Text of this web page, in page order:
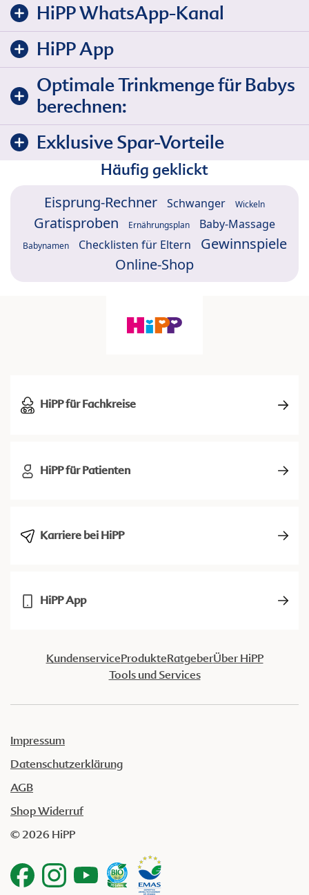
HiPP WhatsApp-Kanal
HiPP App
Optimale Trinkmenge für Babys
berechnen:
Exklusive Spar-Vorteile
Häufig geklickt
Eisprung-Rechner Schwanger Wickeln
Gratisproben Ernährungsplan Baby-Massage
Babynamen Checklisten für Eltern
Gewinnspiele
Online-Shop
HiPP für Fachkreise
HiPP für Patienten
Karriere bei HiPP
HiPP App
KundenserviceProdukteRatgeberÜber HiPP
Tools und Services
Impressum
Datenschutzerklärung
AGB
Shop Widerruf
© 2026 HiPP